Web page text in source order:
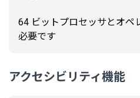
64 ビットプロセッサとオペ
必要です
アクセシビリティ機能